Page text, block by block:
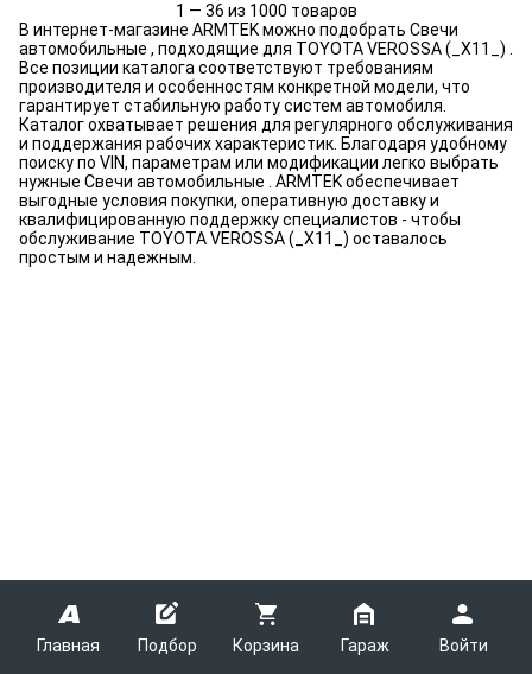
Главная Подбор Корзина Гараж Войти
1 — 36 из 1000 товаров
В интернет-магазине ARMTEK можно подобрать Свечи
автомобильные , подходящие для TOYOTA VEROSSA (_X11_) .
Все позиции каталога соответствуют требованиям
производителя и особенностям конкретной модели, что
гарантирует стабильную работу систем автомобиля.
Каталог охватывает решения для регулярного обслуживания
и поддержания рабочих характеристик. Благодаря удобному
поиску по VIN, параметрам или модификации легко выбрать
нужные Свечи автомобильные . ARMTEK обеспечивает
выгодные условия покупки, оперативную доставку и
квалифицированную поддержку специалистов - чтобы
обслуживание TOYOTA VEROSSA (_X11_) оставалось
простым и надежным.